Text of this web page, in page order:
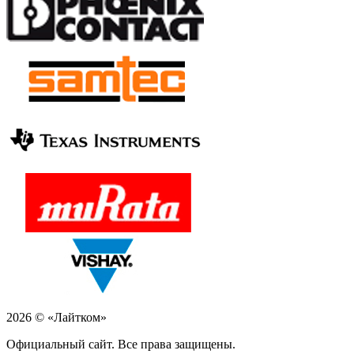
2026 © «Лайтком»
Официальный сайт. Все права защищены.